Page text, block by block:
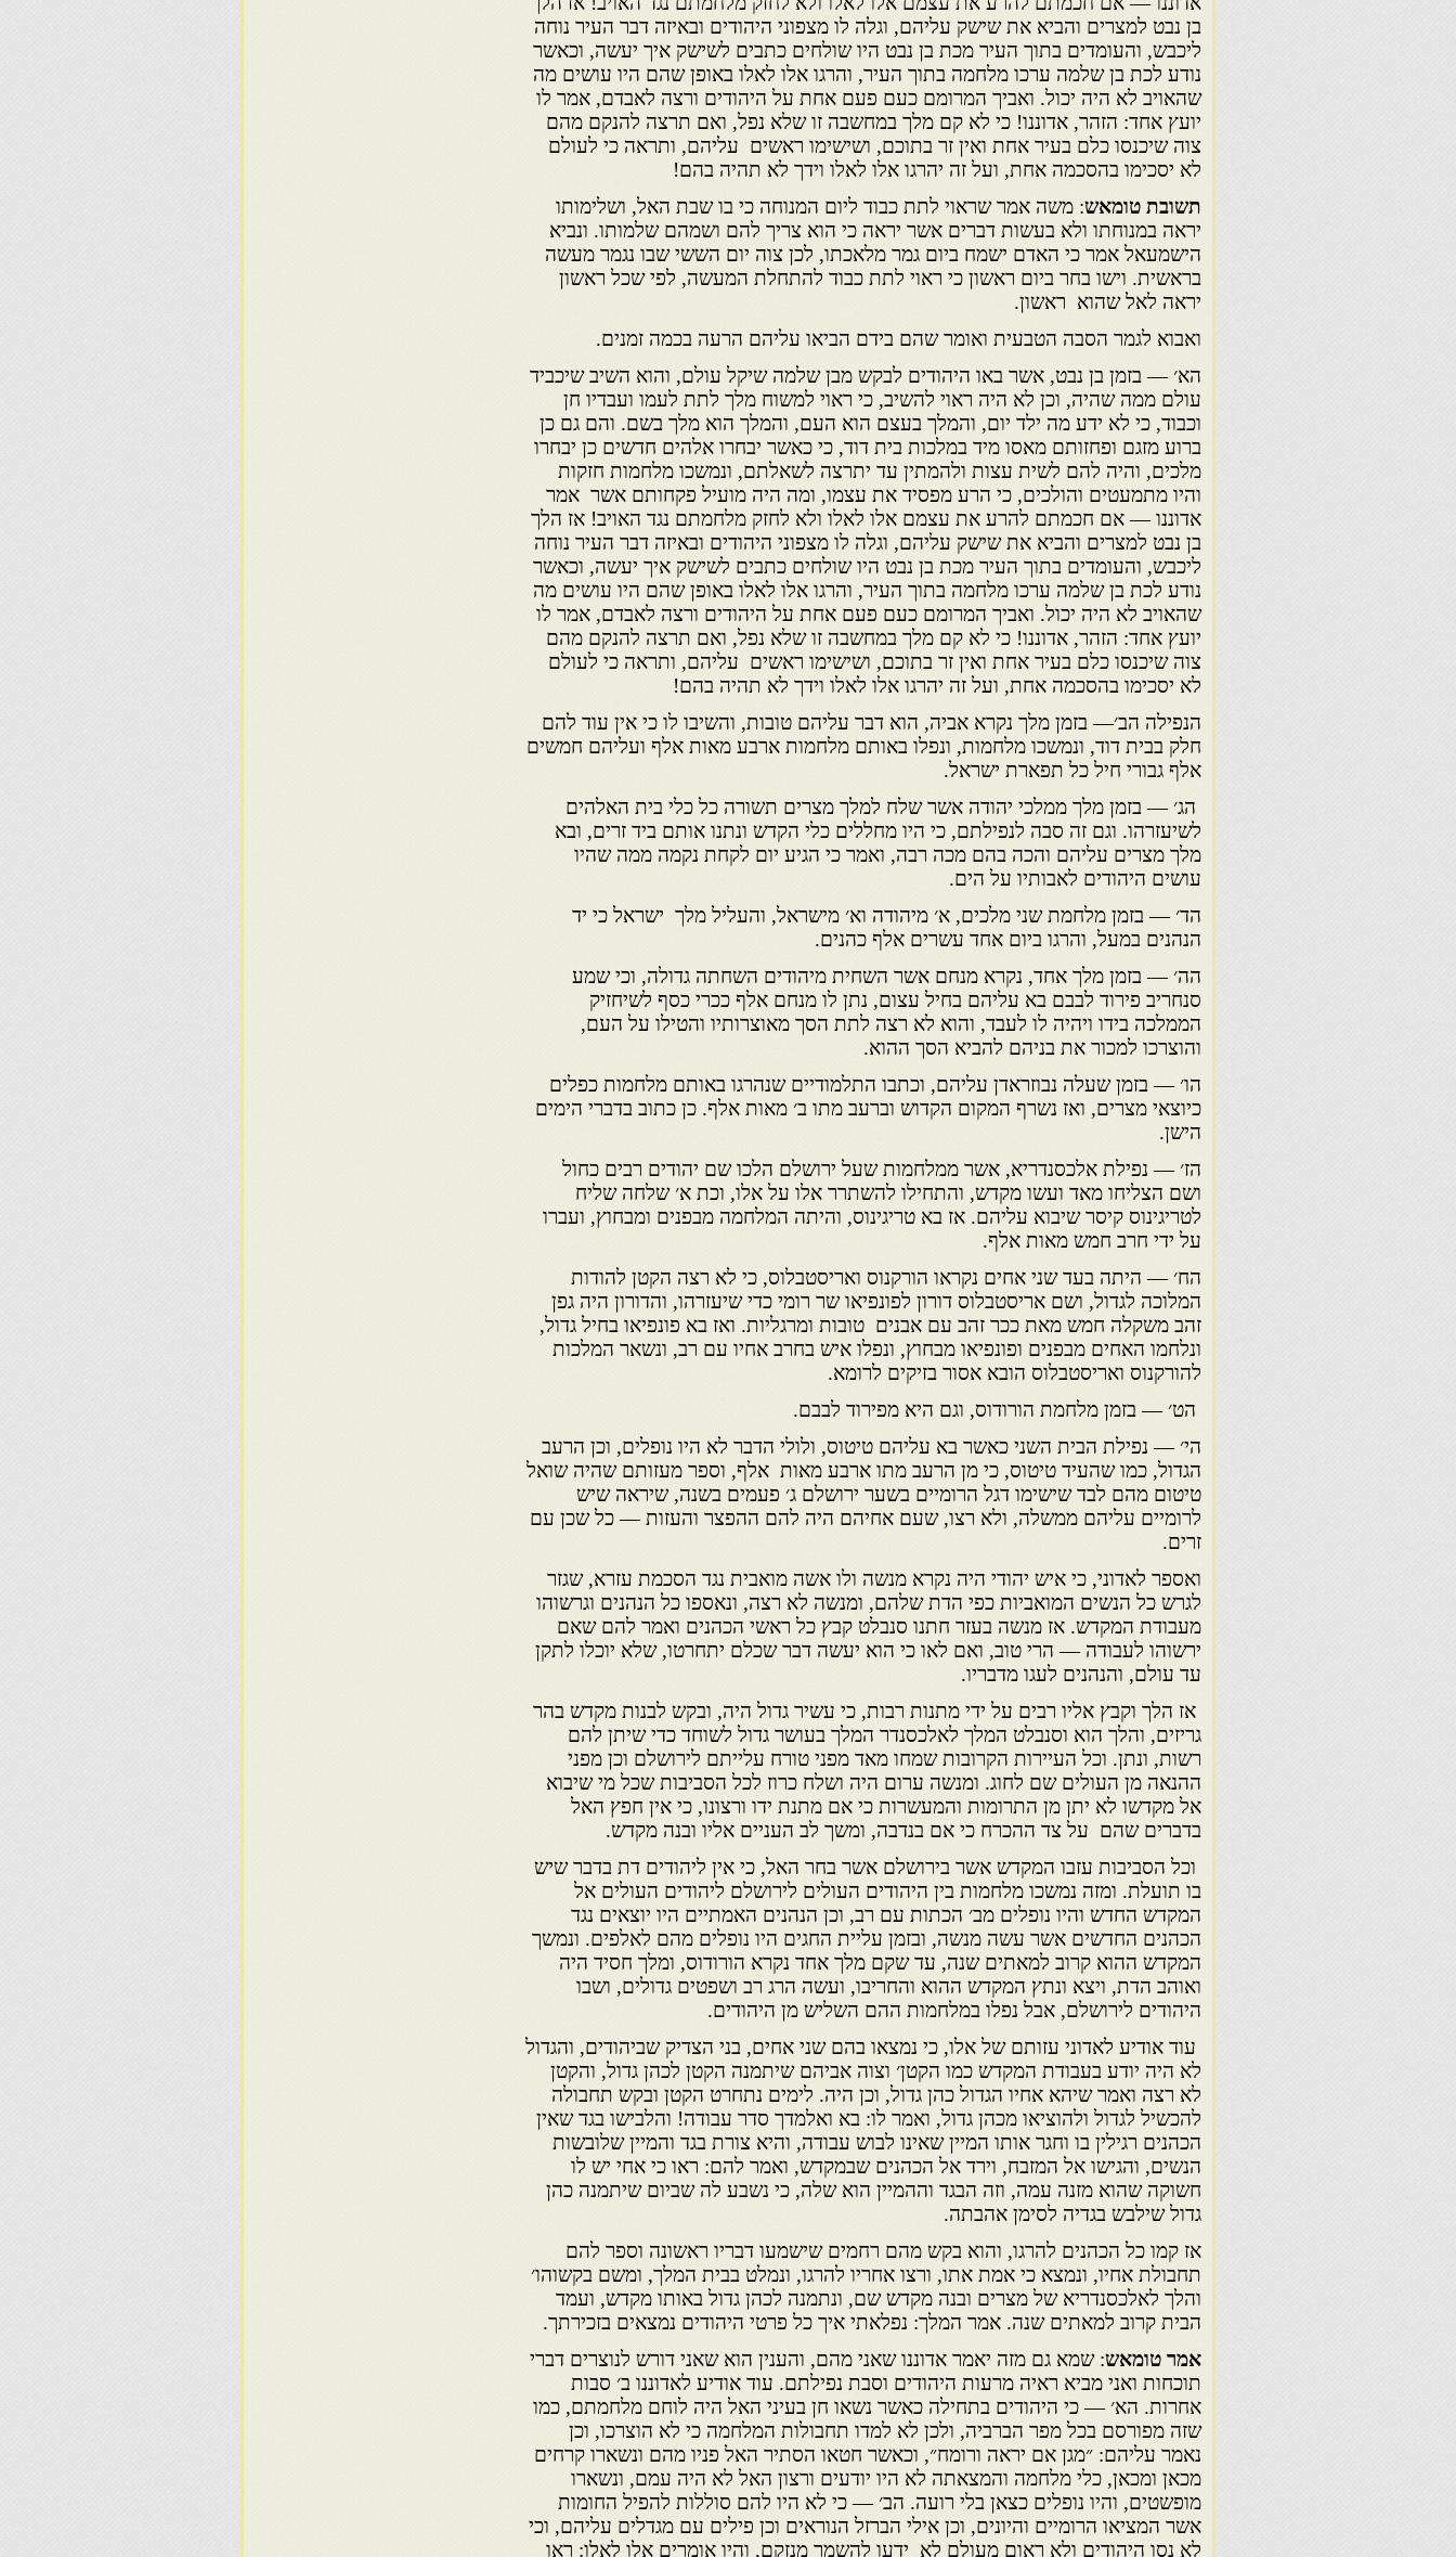
בן נבט למצרים והביא את שישק עליהם, וגלה לו מצ­פוני היהודים ובאיזה דבר העיר נוחה
ליכבש, והעומדים בתוך העיר מכת בן נבט היו שולחים כתבים לשישק איך יעשה, וכאשר
נודע לכת בן שלמה ערכו מלחמה בתוך העיר, והרגו אלו לאלו באופן שהם היו עושים מה
שהאויב לא היה יכול. ואביך המרומם כעם פעם אחת על היהודים ורצה לאבדם, אמר לו
יועץ אחד: הזהר, אדוננו! כי לא קם מלך במחשבה זו שלא נפל, ואם תרצה להנקם מהם
צוה שיכנסו כלם בעיר אחת ואין זר בתוכם, ושישימו ראשים עליהם, ותראה כי לעולם
לא יסכימו בהסכמה אחת, ועל זה יהרגו אלו לאלו וידך לא תהיה בהם!
תשובת טומאש: משה אמר שראוי לתת כבוד ליום המנוחה כי בו שבת האל, ושלימותו
יראה במנוחתו ולא בעשות דברים אשר יראה כי הוא צריך להם ושמהם שלמותו. ונביא
הישמעאל אמר כי האדם ישמח ביום גמר מלאכ­תו, לכן צוה יום הששי שבו נגמר מעשה
בראשית. וישו בחר ביום ראשון כי ראוי לתת כבוד להתחלת המעשה, לפי שכל ראשון
יראה לאל שהוא ראשון.
ואבוא לגמר הסבה הטבעית ואומר שהם בידם הביאו עליהם הרעה בכמה זמנים.
הא׳ — בזמן בן נבט, אשר באו היהודים לבקש מבן שלמה שיקל עולם, והוא השיב שיכביד
עולם ממה שהיה, וכן לא היה ראוי להשיב, כי ראוי למשוח מלך לתת לעמו ועבדיו חן
וכבוד, כי לא ידע מה ילד יום, והמלך בעצם הוא העם, והמלך הוא מלך בשם. והם גם כן
ברוע מזגם ופחזותם מאסו מיד במלכות בית דוד, כי כאשר יבחרו אלהים חדשים כן יבחרו
מלכים, והיה להם לשית עצות ולהמתין עד יתרצה לשאלתם, ונמשכו מלחמות חזקות
והיו מתמעטים והולכים, כי הרע מפסיד את עצמו, ומה היה מועיל פקחותם אשר אמר
אדוננו — אם חכמתם להרע את עצמם אלו לאלו ולא לחזק מלחמתם נגד האויב! אז הלך
בן נבט למצרים והביא את שישק עליהם, וגלה לו מצ­פוני היהודים ובאיזה דבר העיר נוחה
ליכבש, והעומדים בתוך העיר מכת בן נבט היו שולחים כתבים לשישק איך יעשה, וכאשר
נודע לכת בן שלמה ערכו מלחמה בתוך העיר, והרגו אלו לאלו באופן שהם היו עושים מה
שהאויב לא היה יכול. ואביך המרומם כעם פעם אחת על היהודים ורצה לאבדם, אמר לו
יועץ אחד: הזהר, אדוננו! כי לא קם מלך במחשבה זו שלא נפל, ואם תרצה להנקם מהם
צוה שיכנסו כלם בעיר אחת ואין זר בתוכם, ושישימו ראשים עליהם, ותראה כי לעולם
לא יסכימו בהסכמה אחת, ועל זה יהרגו אלו לאלו וידך לא תהיה בהם!
הנפילה הב׳— בזמן מלך נקרא אביה, הוא דבר עליהם טובות, והשיבו לו כי אין עוד להם
חלק בבית דוד, ונמשכו מלחמות, ונפלו באותם מלחמות ארבע מאות אלף ועליהם חמשים
אלף גבורי חיל כל תפארת ישראל.
הג׳ — בזמן מלך ממלכי יהודה אשר שלח למלך מצרים תשורה כל כלי בית האלהים
לשיעזרהו. וגם זה סבה לנפילתם, כי היו מחללים כלי הקדש ונתנו אותם ביד זרים, ובא
מלך מצרים עליהם והכה בהם מכה רבה, ואמר כי הגיע יום לקחת נקמה ממה שהיו
עושים היהודים לאבותיו על הים.
הד׳ — בזמן מלחמת שני מלכים, א׳ מיהודה וא׳ מישראל, והעליל מלך ישראל כי יד
הנהנים במעל, והרגו ביום אחד עשרים אלף כהנים.
הה׳ — בזמן מלך אחד, נקרא מנחם אשר השחית מיהודים השחתה גדולה, וכי שמע
סנחריב פירוד לבבם בא עליהם בחיל עצום, נתן לו מנחם אלף ככרי כסף לשיחזיק
הממלכה בידו ויהיה לו לעבד, והוא לא רצה לתת הסך מאוצרותיו והטילו על העם,
והוצרכו למכור את בניהם להביא הסך ההוא.
הו׳ — בזמן שעלה נבוזראדן עליהם, וכתבו התלמודיים שנהרגו באותם מלחמות כפלים
כיוצאי מצרים, ואז נשרף המקום הקדוש וברעב מתו ב׳ מאות אלף. כן כתוב בדברי הימים
הישן.
הז׳ — נפילת אלכסנדריא, אשר ממלחמות שעל ירושלם הלכו שם יהודים רבים כחול
ושם הצליחו מאד ועשו מקדש, והתחילו להשתרר אלו על אלו, וכת א׳ שלחה שליח
לטריגינוס קיסר שיבוא עליהם. אז בא טריגינוס, והיתה המלחמה מבפנים ומבחוץ, ועברו
על ידי חרב חמש מאות אלף.
הח׳ — היתה בעד שני אחים נקראו הורקנוס ואריסטבלוס, כי לא רצה הקטן להודות
המלוכה לגדול, ושם אריסטבלוס דורון לפונפיאו שר רומי כדי שיעזרהו, והדורון היה גפן
זהב משקלה חמש מאת ככר זהב עם אבנים טובות ומרגליות. ואז בא פונפיאו בחיל גדול,
ונלחמו האחים מבפנים ופונפיאו מבחוץ, ונפלו איש בחרב אחיו עם רב, ונשאר המלכות
להורקנוס ואריסטבלוס הובא אסור בזיקים לרומא.
הט׳ — בזמן מלחמת הורודוס, וגם היא מפירוד לבבם.
הי׳ — נפילת הבית השני כאשר בא עליהם טיטוס, ולולי הדבר לא היו נופלים, וכן הרעב
הגדול, כמו שהעיד טיטוס, כי מן הרעב מתו ארבע מאות אלף, וספר מעזותם שהיה שואל
טיטום מהם לבד שישימו דגל הרומיים בשער ירושלם ג׳ פעמים בשנה, שיראה שיש
לרומיים עליהם ממשלה, ולא רצו, שעם אחיהם היה להם ההפצר והעזות — כל שכן עם
זרים.
ואספר לאדוני, כי איש יהודי היה נקרא מנשה ולו אשה מואבית נגד הסכמת עזרא, שגזר
לגרש כל הנשים המואביות כפי הדת שלהם, ומנשה לא רצה, ונאספו כל הנהנים וגרשוהו
מעבודת המקדש. אז מנשה בעזר חתנו סנבלט קבץ כל ראשי הכהנים ואמר להם שאם
ירשוהו לעבודה — הרי טוב, ואם לאו כי הוא יעשה דבר שכלם יתחרטו, שלא יוכלו לתקן
עד עולם, והנהנים לעגו מדב­ריו.
אז הלך וקבץ אליו רבים על ידי מתנות רבות, כי עשיר גדול היה, ובקש לבנות מקדש בהר
גריזים, והלך הוא וסנבלט המלך לאלכסנדר המלך בעושר גדול לשוחד כדי שיתן להם
רשות, ונתן. וכל העיירות הקרובות שמחו מאד מפני טורח עלייתם לירושלם וכן מפני
ההנאה מן העולים שם לחוג. ומנשה ערום היה ושלח כרוז לכל הסביבות שכל מי שיבוא
אל מקדשו לא יתן מן התרומות והמעשרות כי אם מתנת ידו ורצונו, כי אין חפץ האל
בדברים שהם על צד ההכרח כי אם בנדבה, ומשך לב העניים אליו ובנה מקדש.
וכל הסבי­בות עזבו המקדש אשר בירושלם אשר בחר האל, כי אין ליהודים דת בדבר שיש
בו תועלת. ומזה נמשכו מלחמות בין היהודים העולים לירושלם ליהו­דים העולים אל
המקדש החדש והיו נופלים מב׳ הכתות עם רב, וכן הנהנים האמתיים היו יוצאים נגד
הכהנים החדשים אשר עשה מנשה, ובזמן עליית החגים היו נופלים מהם לאלפים. ונמשך
המקדש ההוא קרוב למאתים שנה, עד שקם מלך אחד נקרא הורודוס, ומלך חסיד היה
ואוהב הדת, ויצא ונתץ המקדש ההוא והחריבו, ועשה הרג רב ושפטים גדולים, ושבו
היהודים לירושלם, אבל נפלו במלחמות ההם השליש מן היהודים.
עוד אודיע לאדוני עזותם של אלו, כי נמצאו בהם שני אחים, בני הצדיק שביהודים, והגדול
לא היה יודע בעבודת המקדש כמו הקטן׳ וצוה אביהם שיתמנה הקטן לכהן גדול, והקטן
לא רצה ואמר שיהא אחיו הגדול כהן גדול, וכן היה. לימים נתחרט הקטן ובקש תחבולה
להכשיל לגדול ולהוציאו מכהן גדול, ואמר לו: בא ואלמדך סדר עבודה! והלבישו בגד שאין
הכהנים רגילין בו וחגר אותו המיין שאינו לבוש עבודה, והיא צורת בגד והמיין שלובשות
הנשים, והגישו אל המזבח, וירד אל הכהנים שבמקדש, ואמר להם: ראו כי אחי יש לו
חשוקה שהוא מזנה עמה, וזה הבגד וההמיין הוא שלה, כי נשבע לה שביום שיתמנה כהן
גדול שילבש בגדיה לסימן אהבתה.
אז קמו כל הכהנים להרגו, והוא בקש מהם רחמים שישמעו דבריו ראשונה וספר להם
תחבולת אחיו, ונמצא כי אמת אתו, ורצו אחריו להרגו, ונמלט בבית המלך, ומשם בקשוהו׳
והלך לאלכסנדריא של מצרים ובנה מקדש שם, ונתמנה לכהן גדול באותו מקדש, ועמד
הבית קרוב למאתים שנה. אמר המלך: נפלאתי איך כל פרטי היהודים נמצאים בזכירתך.
אמר טומאש: שמא גם מזה יאמר אדוננו שאני מהם, והענין הוא שאני דורש לנוצרים דברי
תוכחות ואני מביא ראיה מרעות היהודים וסבת נפי­לתם. עוד אודיע לאדוננו ב׳ סבות
אחרות. הא׳ — כי היהודים בתחילה כאשר נשאו חן בעיני האל היה לוחם מלחמתם, כמו
שזה מפורסם בכל מפר הברביה, ולכן לא למדו תחבולות המלחמה כי לא הוצרכו, וכן
נאמר עליהם: ״מגן אם יראה ורומח״, וכאשר חטאו הסתיר האל פניו מהם ונשארו קרחים
מכאן ומכאן, כלי מלחמה והמצאתה לא היו יודעים ורצון האל לא היה עמם, ונשארו
מופשטים, והיו נופלים כצאן בלי רועה. הב׳ — כי לא היו להם סול­לות להפיל החומות
אשר המציאו הרומיים והיונים, וכן אילי הברזל הנוראים וכן פילים עם מגדלים עליהם, וכי
לא נסו היהודים ולא ראום מעולם לא ידעו להשמר מנזקם, והיו אומרים אלו לאלו: ראו